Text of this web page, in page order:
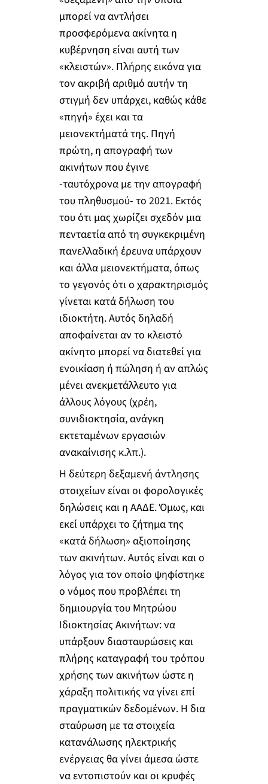
μπορεί να αντλήσει
προσφερόμενα ακίνητα η
κυβέρνηση είναι αυτή των
«κλειστών». Πλήρης εικόνα για
τον ακριβή αριθμό αυτήν τη
στιγμή δεν υπάρχει, καθώς κάθε
«πηγή» έχει και τα
μειονεκτήματά της. Πηγή
πρώτη, η απογραφή των
ακινήτων που έγινε
-ταυτόχρονα με την απογραφή
του πληθυσμού- το 2021. Εκτός
του ότι μας χωρίζει σχεδόν μια
πενταετία από τη συγκεκριμένη
πανελλαδική έρευνα υπάρχουν
και άλλα μειονεκτήματα, όπως
το γεγονός ότι ο χαρακτηρισμός
γίνεται κατά δήλωση του
ιδιοκτήτη. Αυτός δηλαδή
αποφαίνεται αν το κλειστό
ακίνητο μπορεί να διατεθεί για
ενοικίαση ή πώληση ή αν απλώς
μένει ανεκμετάλλευτο για
άλλους λόγους (χρέη,
συνιδιοκτησία, ανάγκη
εκτεταμένων εργασιών
ανακαίνισης κ.λπ.).
H δεύτερη δεξαμενή άντλησης
στοιχείων είναι οι φορολογικές
δηλώσεις και η ΑΑΔΕ. Όμως, και
εκεί υπάρχει το ζήτημα της
«κατά δήλωση» αξιοποίησης
των ακινήτων. Αυτός είναι και ο
λόγος για τον οποίο ψηφίστηκε
ο νόμος που προβλέπει τη
δημιουργία του Μητρώου
Ιδιοκτησίας Ακινήτων: να
υπάρξουν διασταυρώσεις και
πλήρης καταγραφή του τρόπου
χρήσης των ακινήτων ώστε η
χάραξη πολιτικής να γίνει επί
πραγματικών δεδομένων. Η δια
σταύρωση με τα στοιχεία
κατανάλωσης ηλεκτρικής
ενέργειας θα γίνει άμεσα ώστε
να εντοπιστούν και οι κρυφές